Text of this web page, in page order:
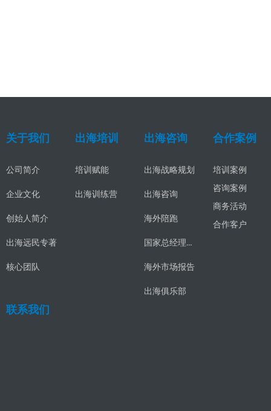
联系我们
关于我们
公司简介
企业文化
创始人简介
出海远民专著
核心团队
出海培训
培训赋能
出海训练营
出海战略规划
出海咨询
海外陪跑
国家总经理发展项目
海外市场报告
出海俱乐部
出海咨询 合作案例
培训案例
咨询案例
商务活动
合作客户